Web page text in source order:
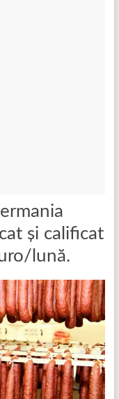
și calificat
lună.